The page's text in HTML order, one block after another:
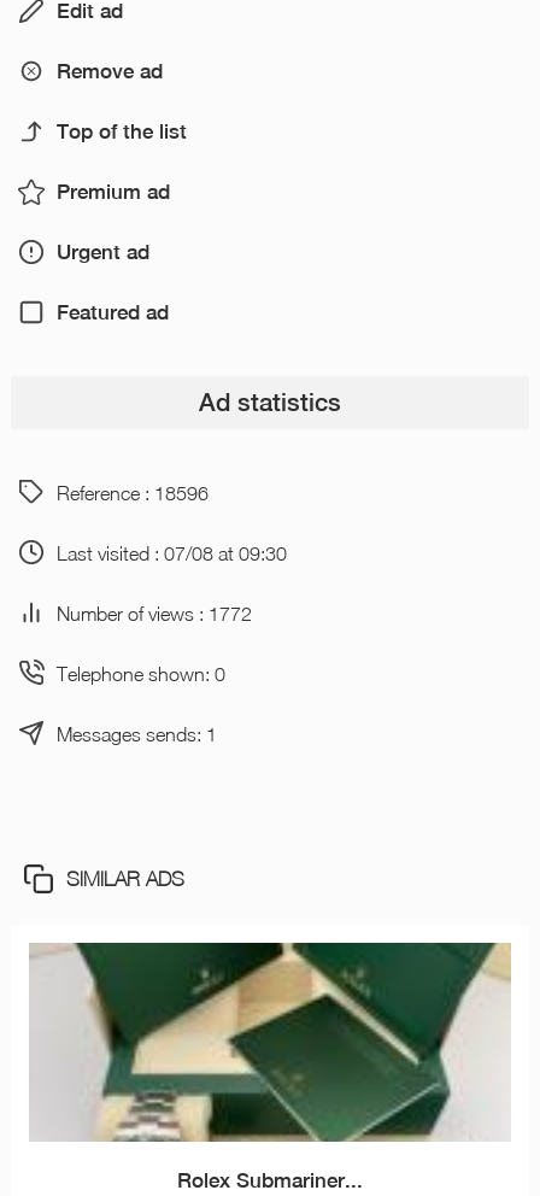
Edit ad
Remove ad
Top of the list
Premium ad
Urgent ad
Featured ad
Ad statistics
Reference : 18596
Last visited : 07/08 at 09:30
Number of views : 1772
Telephone shown: 0
Messages sends: 1
SIMILAR ADS
Rolex Submariner...